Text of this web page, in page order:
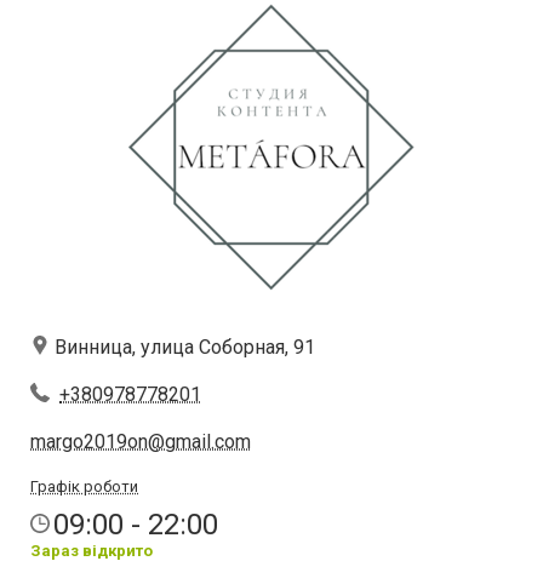
Винница, улица Соборная, 91
+380978778201
margo2019on@gmail.com
Графік роботи
09:00 - 22:00
Зараз відкрито